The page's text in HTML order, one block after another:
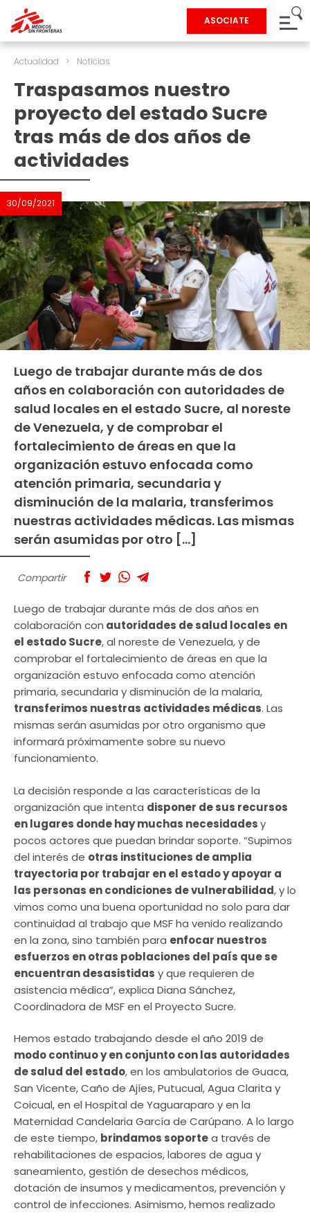
ASOCIATE
Actualidad > Noticias
Traspasamos nuestro
proyecto del estado Sucre
tras más de dos años de
actividades
30/09/2021
Luego de trabajar durante más de dos
años en colaboración con autoridades de
salud locales en el estado Sucre, al noreste
de Venezuela, y de comprobar el
fortalecimiento de áreas en que la
organización estuvo enfocada como
atención primaria, secundaria y
disminución de la malaria, transferimos
nuestras actividades médicas. Las mismas
serán asumidas por otro […]
Compartir
Luego de trabajar durante más de dos años en
colaboración con autoridades de salud locales en
el estado Sucre, al noreste de Venezuela, y de
comprobar el fortalecimiento de áreas en que la
organización estuvo enfocada como atención
primaria, secundaria y disminución de la malaria,
transferimos nuestras actividades médicas. Las
mismas serán asumidas por otro organismo que
informará próximamente sobre su nuevo
funcionamiento.
La decisión responde a las características de la
organización que intenta disponer de sus recursos
en lugares donde hay muchas necesidadesy
pocos actores que puedan brindar soporte. “Supimos
del interés de otras instituciones de amplia
trayectoria por trabajar en el estado y apoyar a
las personas en condiciones de vulnerabilidad, y lo
vimos como una buena oportunidad no solo para dar
continuidad al trabajo que MSF ha venido realizando
en la zona, sino también para enfocar nuestros
esfuerzos en otras poblaciones del país que se
encuentran desasistidas y que requieren de
asistencia médica”, explica Diana Sánchez,
Coordinadora de MSF en el Proyecto Sucre.
Hemos estado trabajando desde el año 2019 de
modo continuo y en conjunto con las autoridades
de salud del estado, en los ambulatorios de Guaca,
San Vicente, Caño de Ajíes, Putucual, Agua Clarita y
Coicual, en el Hospital de Yaguaraparo y en la
Maternidad Candelaria García de Carúpano. A lo largo
de este tiempo, brindamos soportea través de
rehabilitaciones de espacios, labores de agua y
saneamiento, gestión de desechos médicos,
dotación de insumos y medicamentos, prevención y
control de infecciones. Asimismo, hemos realizado